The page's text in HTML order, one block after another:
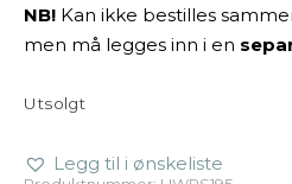
NB! Kan ikke bestilles
men må legges inn i en
Utsolgt
Legg til i ønskeliste